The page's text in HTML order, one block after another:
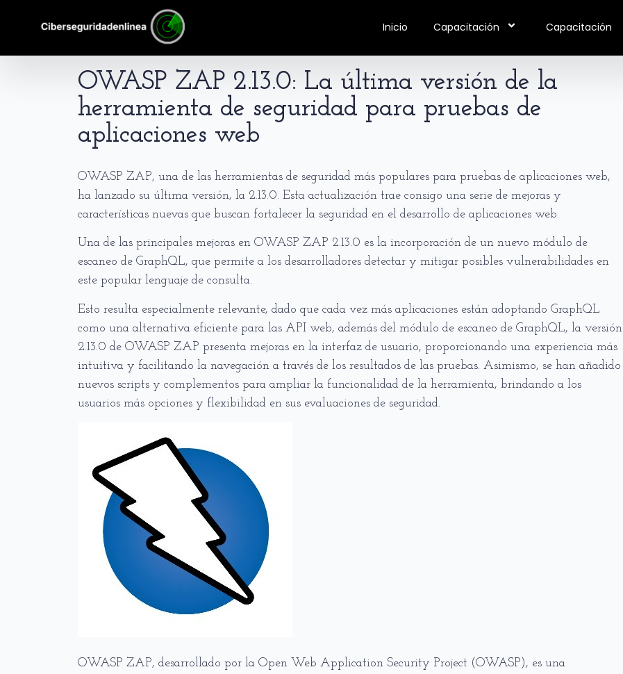
Inicio Capacitación Capacitación
OWASP ZAP 2.13.0: La última versión de la
herramienta de seguridad para pruebas de
aplicaciones web
OWASP ZAP, una de las herramientas de seguridad más populares para pruebas de aplicaciones web,
ha lanzado su última versión, la 2.13.0. Esta actualización trae consigo una serie de mejoras y
características nuevas que buscan fortalecer la seguridad en el desarrollo de aplicaciones web.
Una de las principales mejoras en OWASP ZAP 2.13.0 es la incorporación de un nuevo módulo de
escaneo de GraphQL, que permite a los desarrolladores detectar y mitigar posibles vulnerabilidades en
este popular lenguaje de consulta.
Esto resulta especialmente relevante, dado que cada vez más aplicaciones están adoptando GraphQL
como una alternativa eficiente para las API web, además del módulo de escaneo de GraphQL, la versión
2.13.0 de OWASP ZAP presenta mejoras en la interfaz de usuario, proporcionando una experiencia más
intuitiva y facilitando la navegación a través de los resultados de las pruebas. Asimismo, se han añadido
nuevos scripts y complementos para ampliar la funcionalidad de la herramienta, brindando a los
usuarios más opciones y flexibilidad en sus evaluaciones de seguridad.
OWASP ZAP, desarrollado por la Open Web Application Security Project (OWASP), es una